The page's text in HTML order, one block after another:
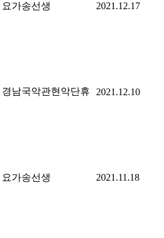
요가송선생 2021.12.17
경남국악관현악단휴 2021.12.10
요가송선생 2021.11.18